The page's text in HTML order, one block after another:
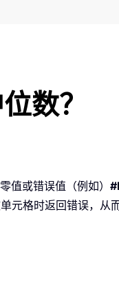
数？
值或错误值（例如）
元格时返回错误，从